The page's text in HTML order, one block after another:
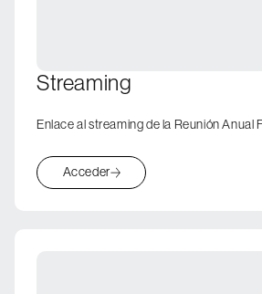
Streaming
Enlace al streaming de la Reunión Anual
Acceder